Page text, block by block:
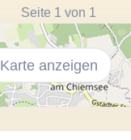
Seite 1 von 1
Karte anzeigen